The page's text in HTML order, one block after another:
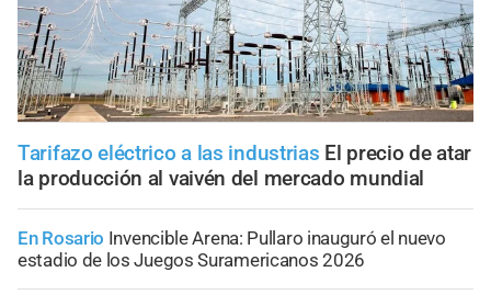
Tarifazo eléctrico a las industrias El precio de atar
la producción al vaivén del mercado mundial
En Rosario Invencible Arena: Pullaro inauguró el nuevo
estadio de los Juegos Suramericanos 2026